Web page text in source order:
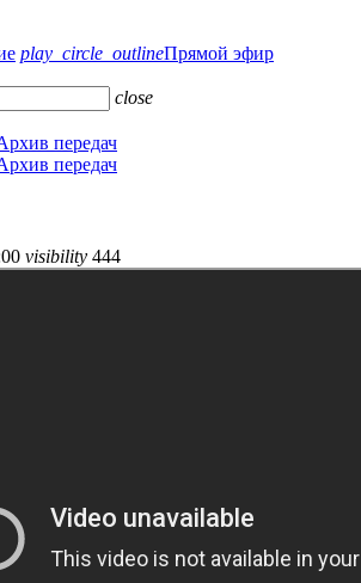
play_circle_outlineПрямой эфир
close
передач
передач
visibility 444